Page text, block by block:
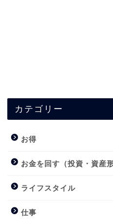
カテゴリー
お得
お金を回す（投資・資産形
ライフスタイル
仕事